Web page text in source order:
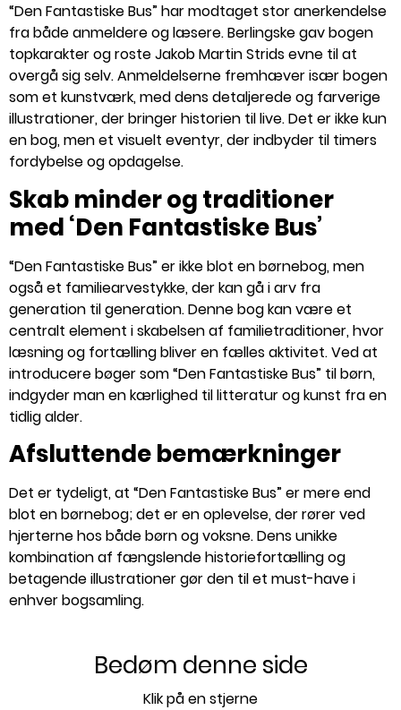
“Den Fantastiske Bus” har modtaget stor anerkendelse
fra både anmeldere og læsere. Berlingske gav bogen
topkarakter og roste Jakob Martin Strids evne til at
overgå sig selv​​. Anmeldelserne fremhæver især bogen
som et kunstværk, med dens detaljerede og farverige
illustrationer, der bringer historien til live​​​​​​. Det er ikke kun
en bog, men et visuelt eventyr, der indbyder til timers
fordybelse og opdagelse.
Skab minder og traditioner
med ‘Den Fantastiske Bus’
“Den Fantastiske Bus” er ikke blot en børnebog, men
også et familiearvestykke, der kan gå i arv fra
generation til generation. Denne bog kan være et
centralt element i skabelsen af familietraditioner, hvor
læsning og fortælling bliver en fælles aktivitet. Ved at
introducere bøger som “Den Fantastiske Bus” til børn,
indgyder man en kærlighed til litteratur og kunst fra en
tidlig alder.
Afsluttende bemærkninger
Det er tydeligt, at “Den Fantastiske Bus” er mere end
blot en børnebog; det er en oplevelse, der rører ved
hjerterne hos både børn og voksne. Dens unikke
kombination af fængslende historiefortælling og
betagende illustrationer gør den til et must-have i
enhver bogsamling.
Bedøm denne side
Klik på en stjerne